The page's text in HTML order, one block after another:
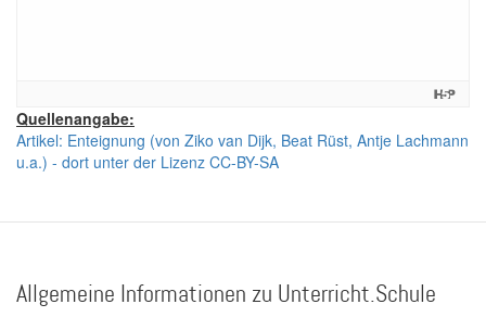
Quellenangabe:
Artikel: Enteignung (von Ziko van Dijk, Beat Rüst, Antje Lachmann
u.a.) - dort unter der Lizenz CC-BY-SA
Allgemeine Informationen zu Unterricht.Schule